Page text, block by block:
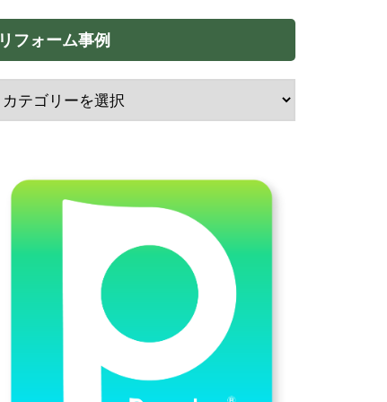
リフォーム事例